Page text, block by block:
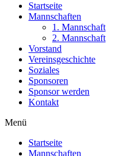
Startseite
Mannschaften
1. Mannschaft
2. Mannschaft
Vorstand
Vereinsgeschichte
Soziales
Sponsoren
Sponsor werden
Kontakt
Menü
Startseite
Mannschaften